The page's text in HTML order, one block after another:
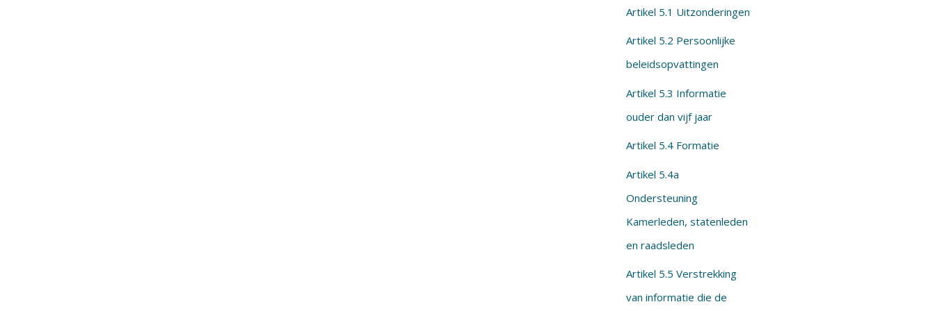
Artikel 5.1 Uitzonderingen
Artikel 5.2 Persoonlijke
beleidsopvattingen
Artikel 5.3 Informatie
ouder dan vijf jaar
Artikel 5.4 Formatie
Artikel 5.4a
Ondersteuning
Kamerleden, statenleden
en raadsleden
Artikel 5.5 Verstrekking
van informatie die de